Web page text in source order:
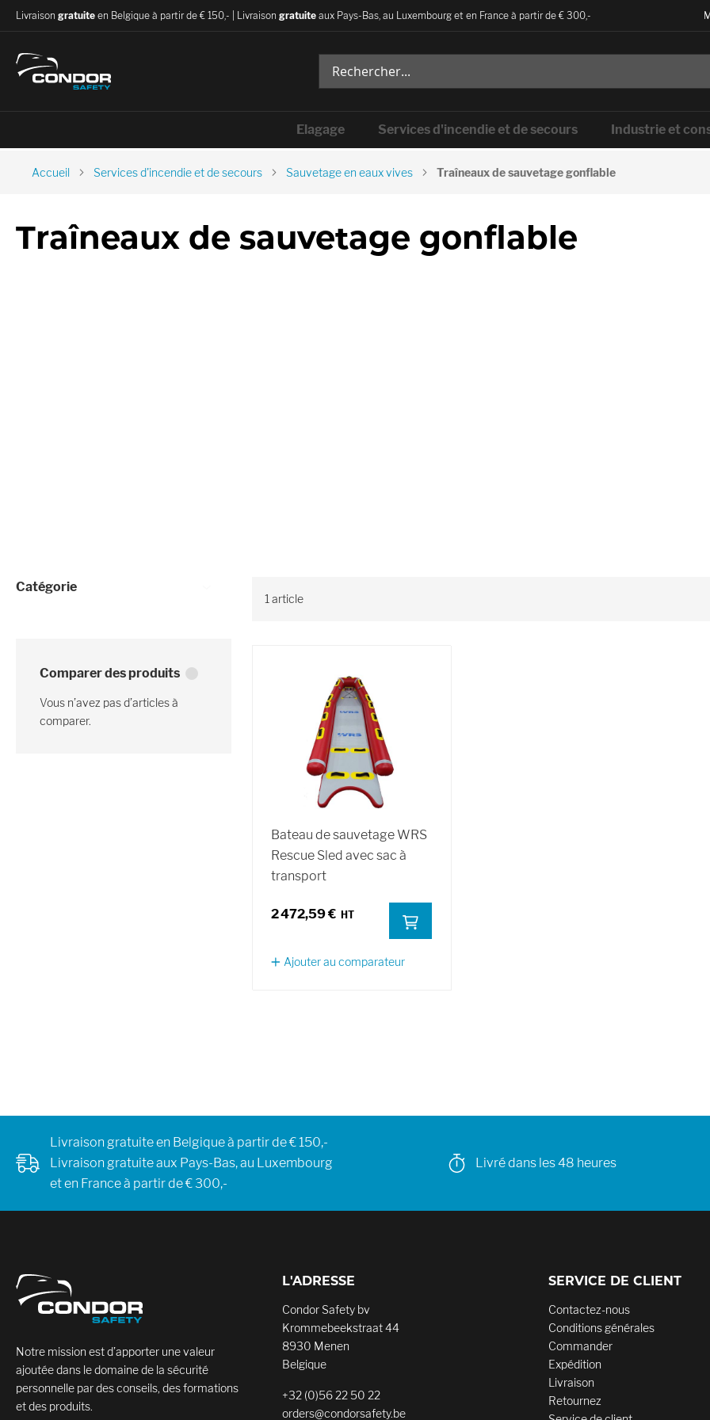
Livraison gratuite en Belgique à partir de € 150,- | Livraison gratuite aux Pays-Bas, au Luxembourg et en France à partir de € 300,-
Elagage Services d'incendie et de secours Industrie et
Accueil Services d'incendie et de secours Sauvetage en eaux vives Traîneaux de sauvetage gonflable
Traîneaux de sauvetage gonflable
1 article
Bateau de sauvetage WRS
Rescue Sled avec sac à
transport
2 472,59 €
Ajouter au comparateur
Affiner les options
Catégorie
Comparer des produits
Vous n’avez pas d’articles à
comparer.
Livraison gratuite en Belgique à partir de € 150,-
Livraison gratuite aux Pays-Bas, au Luxembourg
et en France à partir de € 300,-
Livré dans les 48 heures
Notre mission est d’apporter une valeur
ajoutée dans le domaine de la sécurité
personnelle par des conseils, des formations
et des produits.
L'ADRESSE
Condor Safety bv
Krommebeekstraat 44
8930 Menen
Belgique
+32 (0)56 22 50 22
orders@condorsafety.be
SERVICE DE CLIENT
Contactez-nous
Conditions générales
Commander
Expédition
Livraison
Retournez